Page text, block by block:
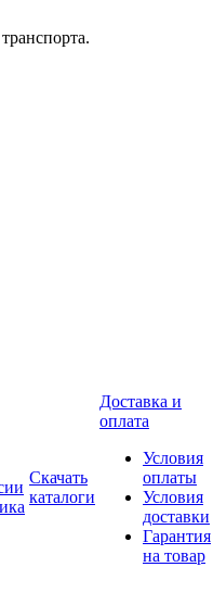
Скачать
каталоги
Доставка и
оплата
Условия
оплаты
Условия
доставки
Гарантия
на товар